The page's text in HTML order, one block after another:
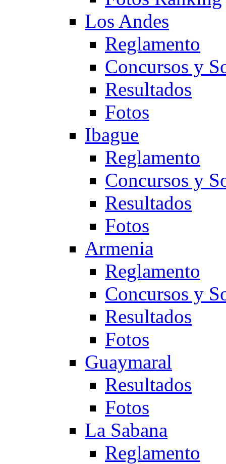
Los Andes
Reglamento
Concursos y
Resultados
Fotos
Ibague
Reglamento
Concursos y
Resultados
Fotos
Armenia
Reglamento
Concursos y
Resultados
Fotos
Guaymaral
Resultados
Fotos
La Sabana
Reglamento